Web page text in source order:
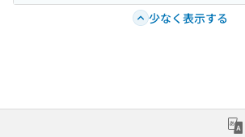
少なく表示する